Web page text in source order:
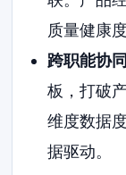
质量健康
跨职能协
板，打破
维度数据
据驱动。